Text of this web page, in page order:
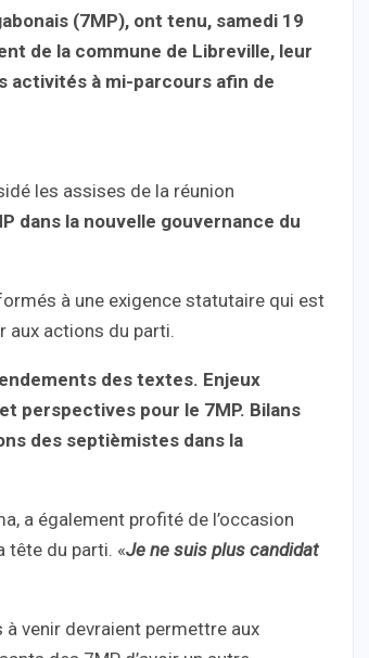
(7MP), ont tenu, samedi 19
de la commune de Libreville, leur
activités à mi-parcours afin de
les assises de la réunion
dans la nouvelle gouvernance du
à une exigence statutaire qui est
aux actions du parti.
des textes. Enjeux
perspectives pour le 7MP. Bilans
des septièmistes dans la
a également profité de l’occasion
tête du parti. «Je ne suis plus candidat
à venir devraient permettre aux